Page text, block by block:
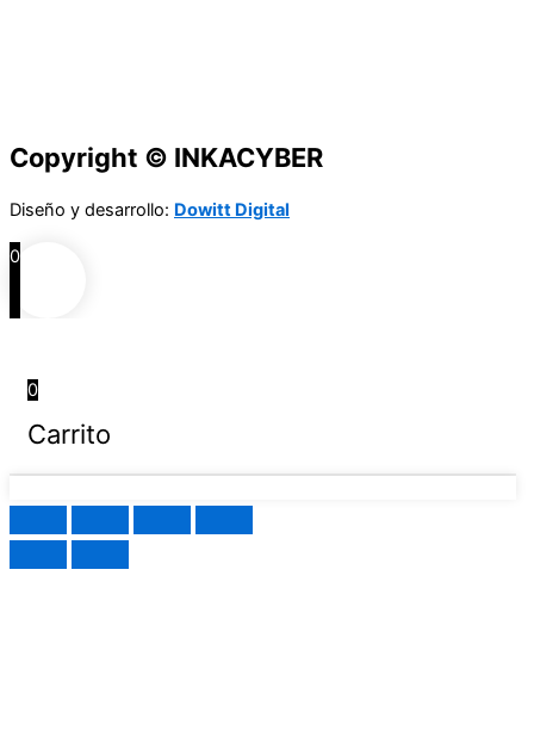
Copyright © INKACYBER
Diseño y desarrollo: Dowitt Digital
0
0
Carrito